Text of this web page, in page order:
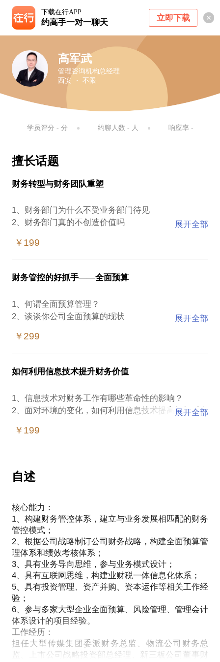
下载在行APP
约高手一对一聊天 立即下载
高军武
管理咨询机构总经理
西安 ・ 不限
学员评分 - 分 约聊人数 - 人 响应率 -
擅长话题
财务转型与财务团队重塑
1、财务部门为什么不受业务部门待见
2、财务部门真的不创造价值吗
4、财务部门转型的路径ABC
展开全部
￥199
财务管控的好抓手——全面预算
1、何谓全面预算管理？
2、谈谈你公司全面预算的现状
4、如何做好全面预算的组织牵头工作？
6、如何通过全面预算的执行追踪确保组织目标的实
展开全部
￥299
如何利用信息技术提升财务价值
1、信息技术对财务工作有哪些革命性的影响？
2、面对环境的变化，如何利用信息技术提高组织财务
3、如何建设一个高效的报销服务平台？
展开全部
￥199
自述
核心能力：
1、构建财务管控体系，建立与业务发展相匹配的财务
管控模式；
2、根据公司战略制订公司财务战略，构建全面预算管
理体系和绩效考核体系；
3、具有业务导向思维，参与业务模式设计；
4、具有互联网思维，构建业财税一体信息化体系；
5、具有投资管理、资产并购、资本运作等相关工作经
验；
6、参与多家大型企业全面预算、风险管理、管理会计
体系设计的项目经验。
工作经历：
担任大型传媒集团委派财务总监、物流公司财务总
监、上市公司战略投资部总经理、新三板公司董事财